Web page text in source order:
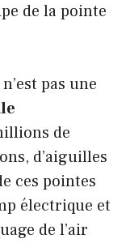
de la pointe
pas une
de
d’aiguilles
ces pointes
électrique et
de l’air